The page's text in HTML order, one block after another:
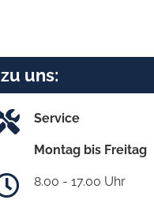
uns:
Service
Montag bis Freitag
8.00 - 17.00 Uhr